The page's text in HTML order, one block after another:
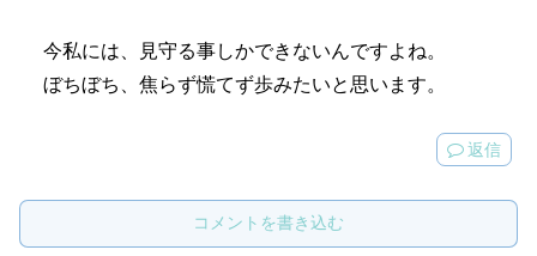
今私には、見守る事しかできないんですよね。
ぼちぼち、焦らず慌てず歩みたいと思います。
返信
コメントを書き込む